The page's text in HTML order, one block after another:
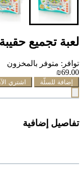
لعبة تجميع حقيبة
توافر: متوفر بالمخزون
₪69.00
إضافة للسلّة اشتري
تفاصيل إضافية